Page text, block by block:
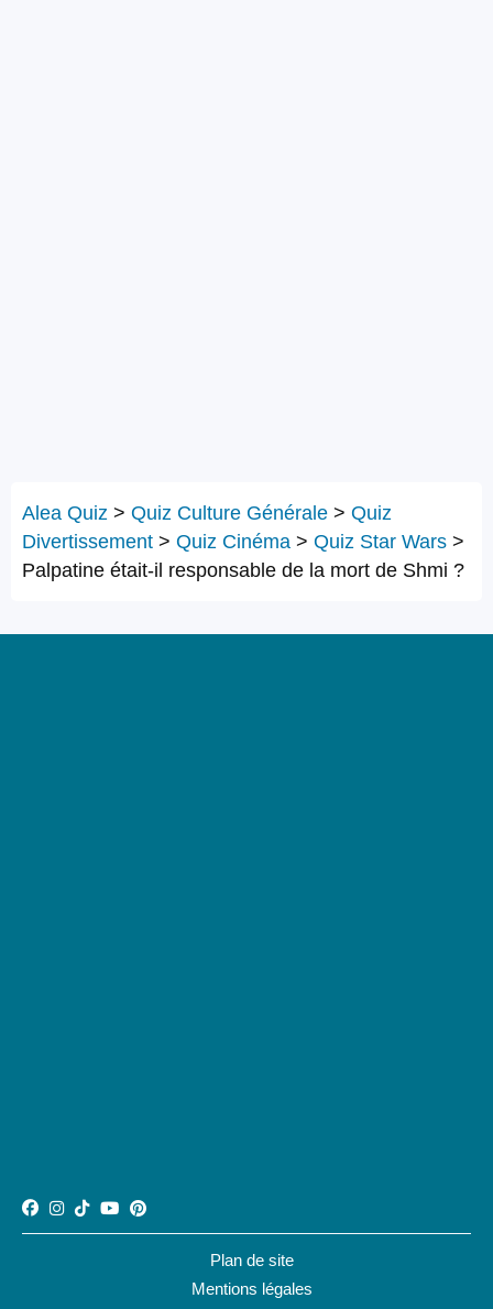
Alea Quiz > Quiz Culture Générale > Quiz
Divertissement > Quiz Cinéma > Quiz Star Wars >
Palpatine était-il responsable de la mort de Shmi ?
Plan de site
Mentions légales